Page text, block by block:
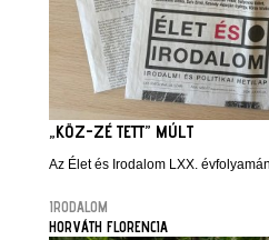
„KÖZ-ZÉ TETT” MÚLT
Az Élet és Irodalom LXX.
IRODALOM
HORVÁTH FLORENCIA